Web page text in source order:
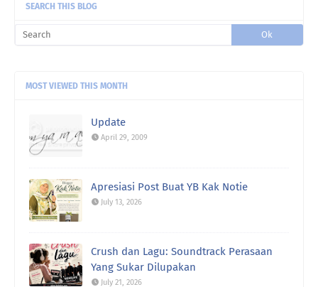
SEARCH THIS BLOG
MOST VIEWED THIS MONTH
Update
April 29, 2009
Apresiasi Post Buat YB Kak Notie
July 13, 2026
Crush dan Lagu: Soundtrack Perasaan
Yang Sukar Dilupakan
July 21, 2026